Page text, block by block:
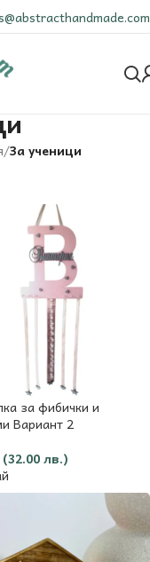
/За ученици
за фибички и
Вариант 2
(32.00 лв.)